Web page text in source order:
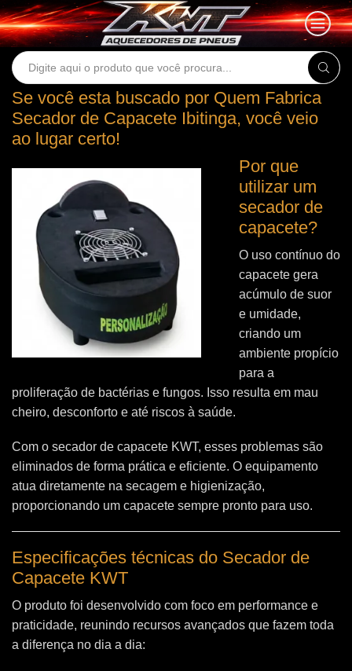
Search
Se você esta buscado por Quem Fabrica
Secador de Capacete Ibitinga, você veio
ao lugar certo!
Por que
utilizar um
secador de
capacete?
O uso contínuo do
capacete gera
acúmulo de suor
e umidade,
criando um
ambiente propício
para a
proliferação de bactérias e fungos. Isso resulta em mau
cheiro, desconforto e até riscos à saúde.
Com o secador de capacete KWT, esses problemas são
eliminados de forma prática e eficiente. O equipamento
atua diretamente na secagem e higienização,
proporcionando um capacete sempre pronto para uso.
Especificações técnicas do Secador de
Capacete KWT
O produto foi desenvolvido com foco em performance e
praticidade, reunindo recursos avançados que fazem toda
a diferença no dia a dia: